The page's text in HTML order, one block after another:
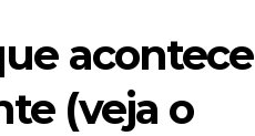
acontece
(veja o